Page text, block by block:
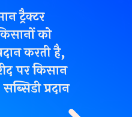
ट्रैक्टर
को
करती है,
पर किसान
सब्सिडीप्रदान